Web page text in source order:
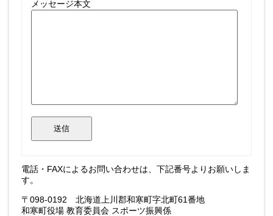
メッセージ本文
電話・FAXによるお問い合わせは、下記番号よりお願いしま
す。
〒098-0192 北海道上川郡和寒町字北町61番地
和寒町役場 教育委員会 スポーツ振興係